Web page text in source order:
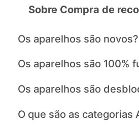
Sobre Compra de
Os aparelhos são novos?
Os aparelhos são 100%
Os aparelhos são
O que são as categorias